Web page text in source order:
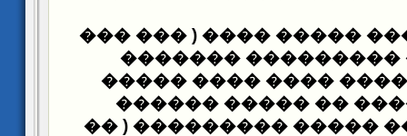
���� ���� ����� �����
����
�������
��������� ) � ����
������� ������� ��
������ �� �����